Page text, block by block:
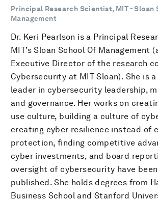
Principal Research Scientist, MIT - Sloan
Management
Dr. Keri Pearlson is a Principal
MIT’s Sloan School Of Management
Executive Director of the research
Cybersecurity at MIT Sloan). She is
leader in cybersecurity leadership,
and governance. Her works on
use culture, building a culture of
creating cyber resilience instead of
protection, finding competitive
cyber investments, and board
oversight of cybersecurity have
published. She holds degrees from
Business School and Stanford